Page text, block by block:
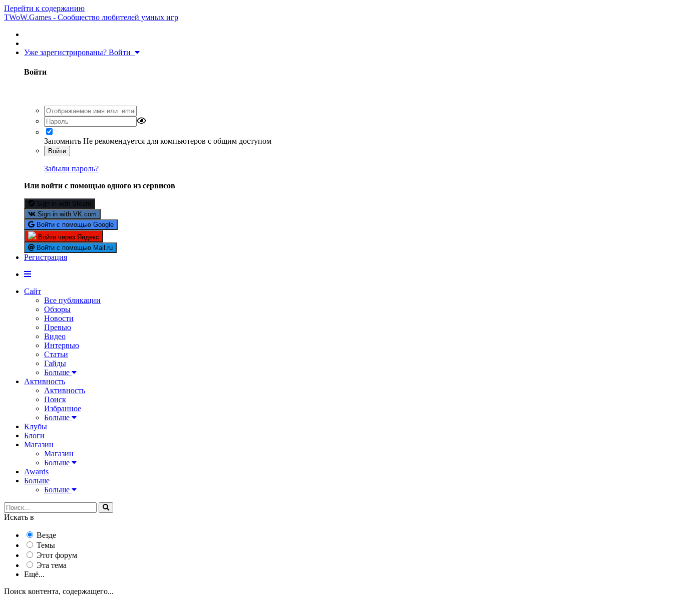
Перейти к содержанию
TWoW.Games - Сообщество любителей умных игр
Уже зарегистрированы? Войти
Войти
Запомнить Не рекомендуется для компьютеров с общим доступом
Войти
Забыли пароль?
Или войти с помощью одного из сервисов
Sign in with Steam
Sign in with VK.com
Войти с помощью Google
Войти через Яндекс
Войти с помощью Mail.ru
Регистрация
Сайт
Все публикации
Обзоры
Новости
Превью
Видео
Интервью
Статьи
Гайды
Больше
Активность
Активность
Поиск
Избранное
Больше
Клубы
Блоги
Магазин
Магазин
Больше
Awards
Больше
Больше
Искать в
Везде
Темы
Этот форум
Эта тема
Ещё...
Поиск контента, содержащего...